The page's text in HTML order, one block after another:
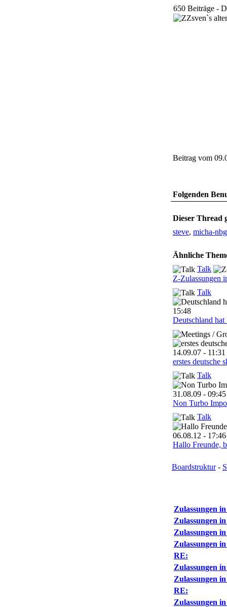
650 Beiträge -
Beitrag vom
Folgenden
Dieser Thread
steve, micha-nbg
Ähnliche
Talk
Z-Zulassungen
Talk
Deutschland hat
erstes deutsche
Talk
Non Turbo
Talk
Hallo Freunde,
Boardstruktur-
Zulassungen
Zulassungen
Zulassungen
Zulassungen
RE:
Zulassungen
Zulassungen
RE:
Zulassungen